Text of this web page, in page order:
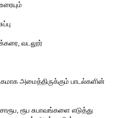
வடலூர்
அமைத்திருக்கும் பாடல்களின்
ரூப சுபாவங்களை எடுத்து